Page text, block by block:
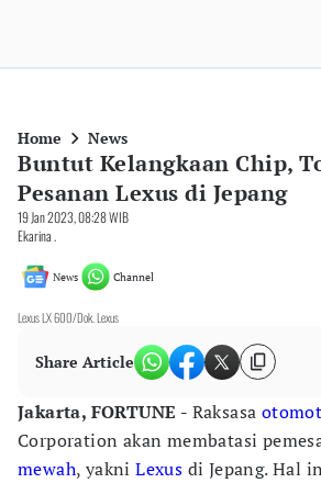
Home News
Buntut Kelangkaan Chip,
Pesanan Lexus di Jepang
19 Jan 2023, 08:28 WIB
Ekarina .
News Channel
Lexus LX 600/Dok. Lexus
Share Article
Jakarta, FORTUNE - Raksasa
Corporation akan membatasi
mewah, yakniLexus di Jepang. Hal